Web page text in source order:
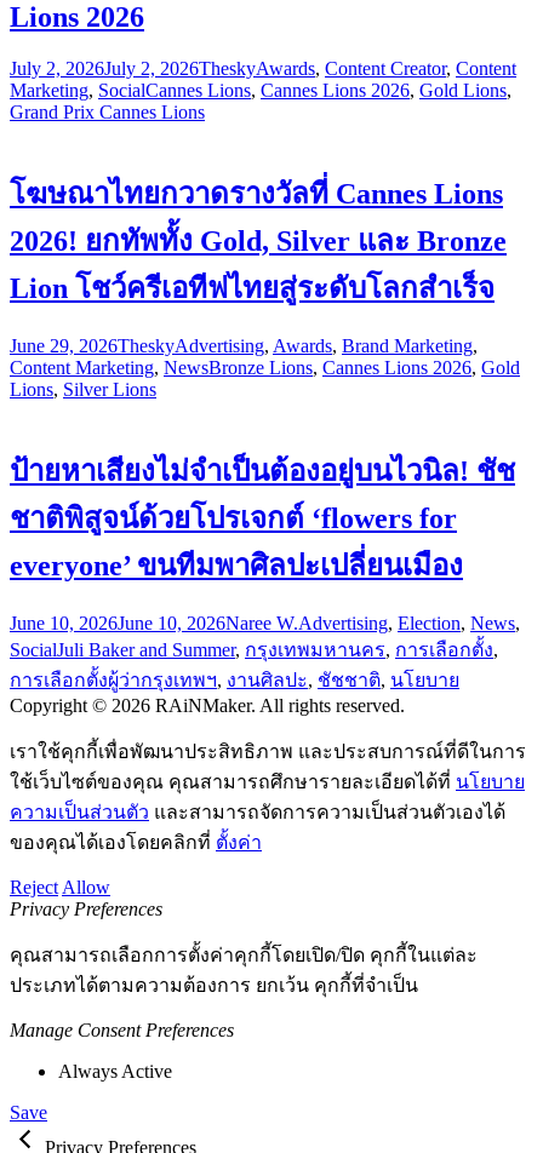
Lions 2026
July 2, 2026July 2, 2026TheskyAwards, Content Creator, Content
Marketing, SocialCannes Lions, Cannes Lions 2026, Gold Lions,
Grand Prix Cannes Lions
โฆษณาไทยกวาดรางวัลที่ Cannes Lions
2026! ยกทัพทั้ง Gold, Silver และ Bronze
Lion โชว์ครีเอทีฟไทยสู่ระดับโลกสำเร็จ
June 29, 2026TheskyAdvertising, Awards, Brand Marketing,
Content Marketing, NewsBronze Lions, Cannes Lions 2026, Gold
Lions, Silver Lions
ป้ายหาเสียงไม่จำเป็นต้องอยู่บนไวนิล! ชัช
ชาติพิสูจน์ด้วยโปรเจกต์ ‘flowers for
everyone’ ขนทีมพาศิลปะเปลี่ยนเมือง
June 10, 2026June 10, 2026Naree W.Advertising, Election, News,
SocialJuli Baker and Summer, กรุงเทพมหานคร, การเลือกตั้ง,
การเลือกตั้งผู้ว่ากรุงเทพฯ, งานศิลปะ, ชัชชาติ, นโยบาย
Copyright © 2026 RAiNMaker. All rights reserved.
เราใช้คุกกี้เพื่อพัฒนาประสิทธิภาพ และประสบการณ์ที่ดีในการ
ใช้เว็บไซต์ของคุณ คุณสามารถศึกษารายละเอียดได้ที่ นโยบาย
ความเป็นส่วนตัว และสามารถจัดการความเป็นส่วนตัวเองได้
ของคุณได้เองโดยคลิกที่ ตั้งค่า
Reject Allow
Privacy Preferences
คุณสามารถเลือกการตั้งค่าคุกกี้โดยเปิด/ปิด คุกกี้ในแต่ละ
ประเภทได้ตามความต้องการ ยกเว้น คุกกี้ที่จำเป็น
Manage Consent Preferences
Always Active
Save
Privacy Preferences